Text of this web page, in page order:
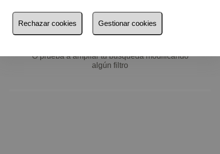
Menos reciente
No hay nada por aquí :)
O prueba a ampliar tu búsqueda modificando
algún filtro
Rechazar cookies Gestionar cookies